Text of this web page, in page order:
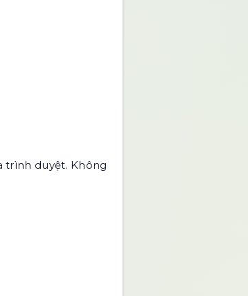
trình duyệt. Không